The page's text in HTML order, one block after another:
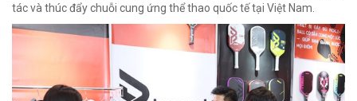
tác và thúc đẩy chuỗi cung ứng thể thao quốc tế tại Việt Nam.